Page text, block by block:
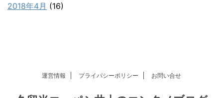
2018年4月 (16)
運営情報 プライパシーポリシー お問い合せ